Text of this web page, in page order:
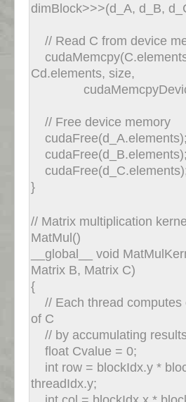
dimBlock>>>(d_A, d_B,
// Read C from device
Cd.elements, size,
// Free device memory
cudaFree(d_A.elements);
cudaFree(d_B.elements);
}
// Matrix multiplication
MatMul()
__global__ void
Matrix B, Matrix C)
{
// Each thread computes
of C
// by accumulating
float Cvalue = 0;
int row = blockIdx.y *
threadIdx.y;